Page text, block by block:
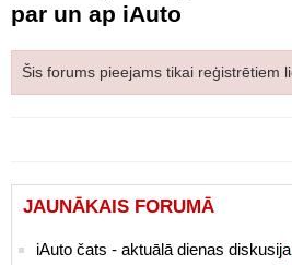
par un ap iAuto
Šis forums pieejams tikai reģistrētiem
JAUNĀKAIS FORUMĀ
iAuto čats - aktuālā dienas diskusija